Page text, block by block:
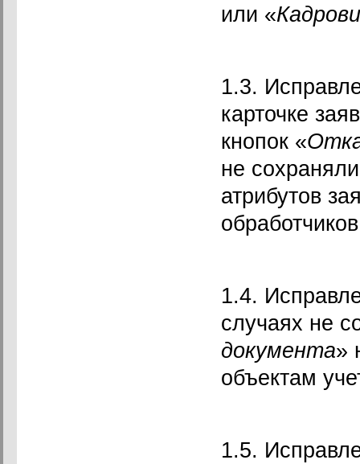
или «
1.3.
карточке
кнопок «
не
атрибутов
1.4.
случаях не
документа»
объектам
1.5.